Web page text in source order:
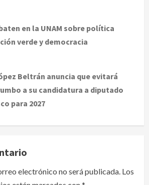
en la UNAM sobre política
verde y democracia
Beltrán anuncia que evitará
a su candidatura a diputado
para 2027
electrónico no será publicada. Los